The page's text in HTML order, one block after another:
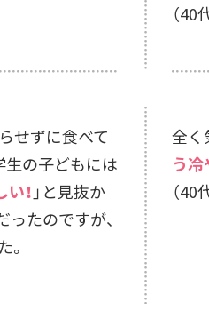
（40
せずに食べて
生の子どもには
！ 」と見抜か
たのですが、
。
全く
う
（40